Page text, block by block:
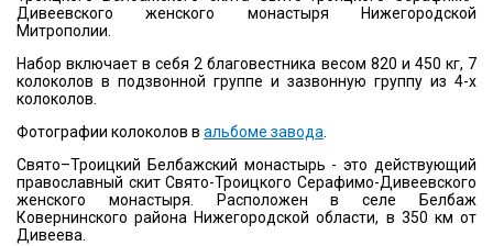
Дивеевского женского монастыря Нижегородской
Митрополии.
Набор включает в себя 2 благовестника весом 820 и 450 кг, 7
колоколов в подзвонной группе и зазвонную группу из 4-х
колоколов.
Фотографии колоколов в альбоме завода.
Свято–Троицкий Белбажский монастырь - это действующий
православный скит Свято-Троицкого Серафимо-Дивеевского
женского монастыря. Расположен в селе Белбаж
Ковернинского района Нижегородской области, в 350 км от
Дивеева.